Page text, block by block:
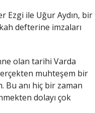
Ezgi ile Uğur Aydın, bir
defterine imzaları
olan tarihi Varda
muhteşem bir
Bu anı hiç bir zaman
dolayı çok